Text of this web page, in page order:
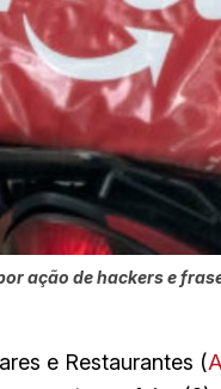
ação de hackers e
e Restaurantes (